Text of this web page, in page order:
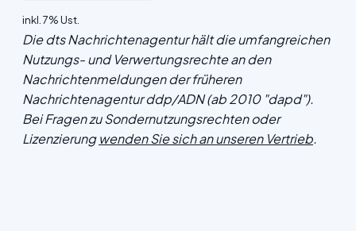
inkl. 7% Ust.
Die dts Nachrichtenagentur hält die umfangreichen
Nutzungs- und Verwertungsrechte an den
Nachrichtenmeldungen der früheren
Nachrichtenagentur ddp/ADN (ab 2010 "dapd").
Bei Fragen zu Sondernutzungsrechten oder
Lizenzierungwenden Sie sich an unseren Vertrieb.